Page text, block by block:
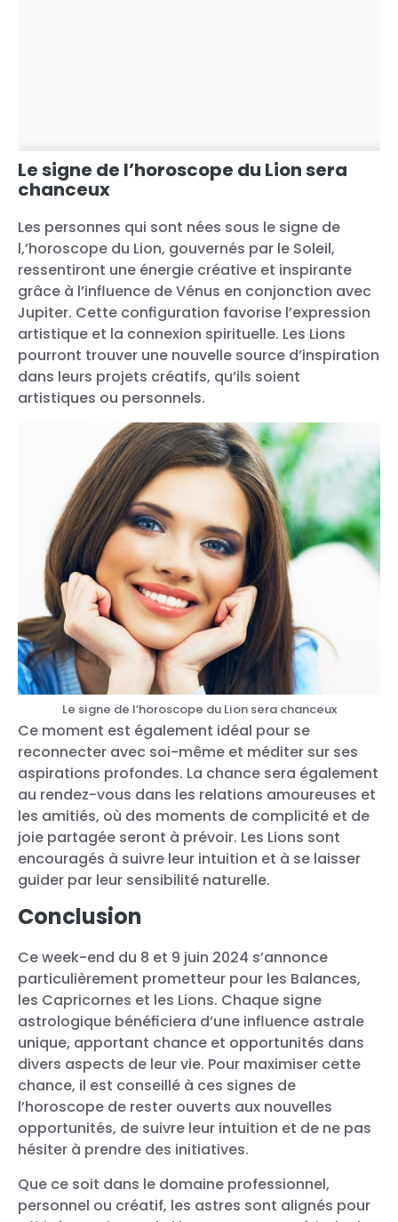
Le signe de l’horoscope du Lion sera
chanceux
Les personnes qui sont nées sous le signe de
l,’horoscope du Lion, gouvernés par le Soleil,
ressentiront une énergie créative et inspirante
grâce à l’influence de Vénus en conjonction avec
Jupiter. Cette configuration favorise l’expression
artistique et la connexion spirituelle. Les Lions
pourront trouver une nouvelle source d’inspiration
dans leurs projets créatifs, qu’ils soient
artistiques ou personnels.
Le signe de l’horoscope du Lion sera chanceux
Ce moment est également idéal pour se
reconnecter avec soi-même et méditer sur ses
aspirations profondes. La chance sera également
au rendez-vous dans les relations amoureuses et
les amitiés, où des moments de complicité et de
joie partagée seront à prévoir. Les Lions sont
encouragés à suivre leur intuition et à se laisser
guider par leur sensibilité naturelle.
Conclusion
Ce week-end du 8 et 9 juin 2024 s’annonce
particulièrement prometteur pour les Balances,
les Capricornes et les Lions. Chaque signe
astrologique bénéficiera d’une influence astrale
unique, apportant chance et opportunités dans
divers aspects de leur vie. Pour maximiser cette
chance, il est conseillé à ces signes de
l’horoscope de rester ouverts aux nouvelles
opportunités, de suivre leur intuition et de ne pas
hésiter à prendre des initiatives.
Que ce soit dans le domaine professionnel,
personnel ou créatif, les astres sont alignés pour